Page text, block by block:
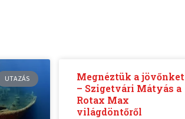
UTAZÁS
Megnéztük a jövőnket
– Szigetvári Mátyás a
Rotax Max
világdöntőről